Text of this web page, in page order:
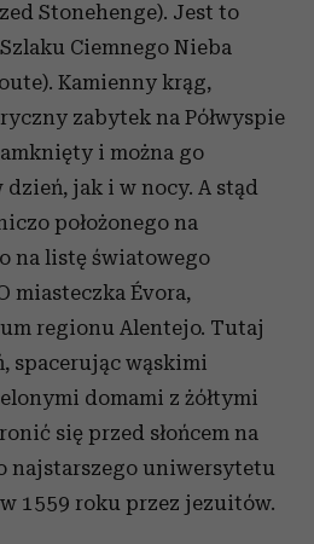
Stonehenge). Jest to
Ciemnego Nieba
Kamienny krąg,
zabytek na Półwyspie
i można go
jak i w nocy. A stąd
położonego na
na listę światowego
miasteczka Évora,
regionu Alentejo. Tutaj
spacerując wąskimi
domami z żółtymi
się przed słońcem na
najstarszego uniwersytetu
1559 roku przez jezuitów.